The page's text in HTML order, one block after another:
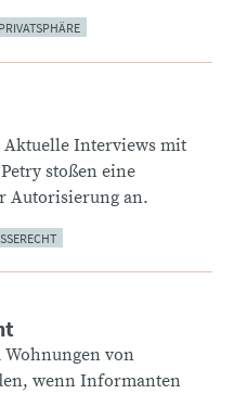
PRIVATSPHÄRE
Aktuelle Interviews mit
stoßen eine
Autorisierung an.
von
wenn Informanten